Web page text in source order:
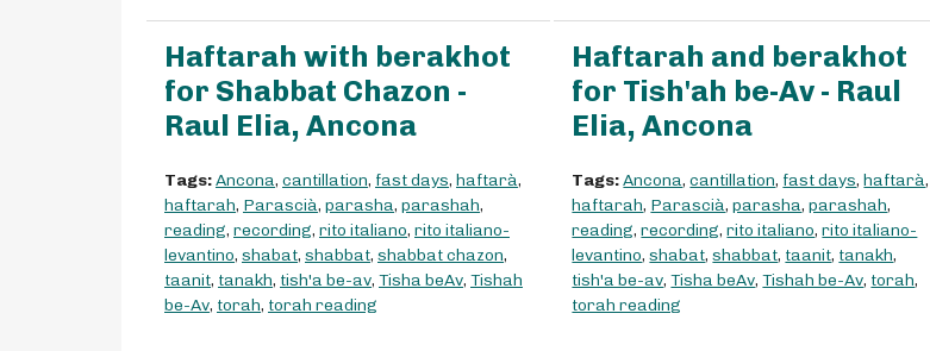
Haftarah with berakhot
for Shabbat Chazon -
Raul Elia, Ancona
Tags:Ancona, cantillation, fast days, haftarà,
haftarah, Parascià, parasha, parashah,
reading, recording, rito italiano, rito italiano-
levantino, shabat, shabbat, shabbat chazon,
taanit, tanakh, tish'a be-av, Tisha beAv, Tishah
be-Av, torah, torah reading
Haftarah and berakhot
for Tish'ah be-Av - Raul
Elia, Ancona
Tags:Ancona,cantillation, fast days,haftarà,
haftarah, Parascià,parasha,parashah,
reading,recording,rito italiano,rito italiano-
levantino,shabat,shabbat, taanit, tanakh,
tish'a be-av,Tisha beAv,Tishah be-Av, torah,
torah reading